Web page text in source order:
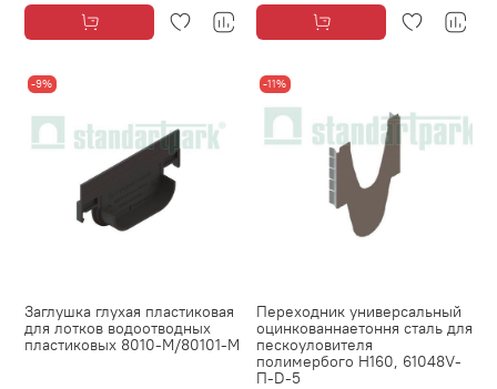
-9%
Заглушка глухая пластиковая
для лотков водоотводных
пластиковых 8010-М/80101-М
-11%
Переходник универсальный
оцинкованнаетоння сталь для
пескоуловителя
полимербого H160, 61048V-
П-D-5